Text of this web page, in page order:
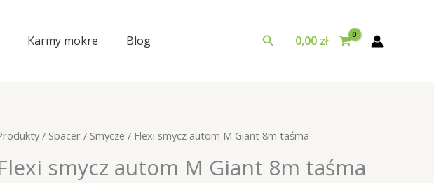
Karmy mokre Blog Szukaj0,00 zł
/ Spacer / Smycze / Flexi smycz autom M Giant 8m taśma
smycz autom M Giant 8m taśma